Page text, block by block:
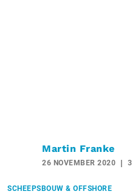
Martin Franke
26 NOVEMBER 2020
SCHEEPSBOUW & OFFSHORE